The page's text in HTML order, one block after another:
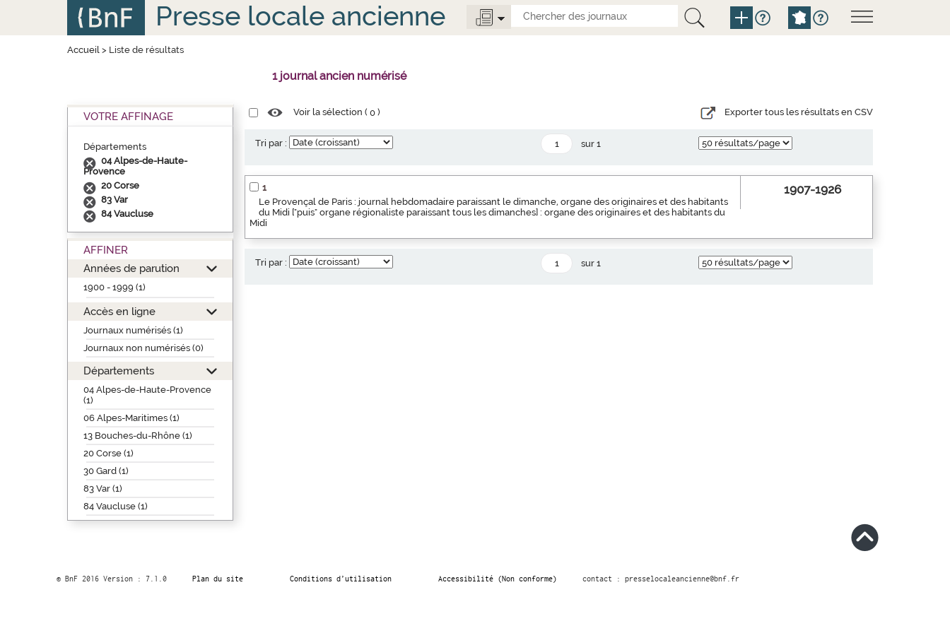
Presse locale ancienne
Accueil> Liste de résultats
1 journal ancien numérisé
VOTRE AFFINAGE
Départements
04 Alpes-de-Haute-
Provence
20 Corse
83 Var
84 Vaucluse
AFFINER
Années de parution
1900 - 1999 (1)
Accès en ligne
Journaux numérisés (1)
Journaux non numérisés (0)
Départements
04 Alpes-de-Haute-Provence
(1)
06 Alpes-Maritimes (1)
13 Bouches-du-Rhône (1)
20 Corse (1)
30 Gard (1)
83 Var (1)
84 Vaucluse (1)
Voir la sélection (0 ) Exporter tous les résultats en CSV
Tri par : sur 1
1
Le Provençal de Paris : journal hebdomadaire paraissant le dimanche, organe des originaires et des habitants
du Midi ["puis" organe régionaliste paraissant tous les dimanches] : organe des originaires et des habitants du
Midi
1907-1926
Tri par : sur 1
© BnF 2016 Version : 7.1.0 Plan du site Conditions d’utilisation Accessibilité (Non conforme) contact : presselocaleancienne@bnf.fr
Panneau de gestion des cookies